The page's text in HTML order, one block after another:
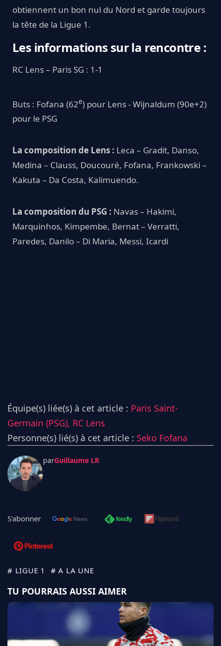
obtiennent un bon nul du Nord et garde toujours
la tête de la Ligue 1.
Les informations sur la rencontre :
RC Lens – Paris SG : 1-1
Buts : Fofana (62e) pour Lens - Wijnaldum (90e+2)
pour le PSG
La composition de Lens : Leca – Gradit, Danso,
Medina – Clauss, Doucouré, Fofana, Frankowski –
Kakuta – Da Costa, Kalimuendo.
La composition du PSG : Navas – Hakimi,
Marquinhos, Kimpembe, Bernat – Verratti,
Paredes, Danilo – Di Maria, Messi, Icardi
Équipe(s) liée(s) à cet article : Paris Saint-
Germain (PSG), RC Lens
Personne(s) lié(s) à cet article : Seko Fofana
parGuillaume LR
S'abonner
# LIGUE 1 # A LA UNE
TU POURRAIS AUSSI AIMER